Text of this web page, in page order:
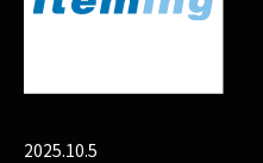
2025.10.5